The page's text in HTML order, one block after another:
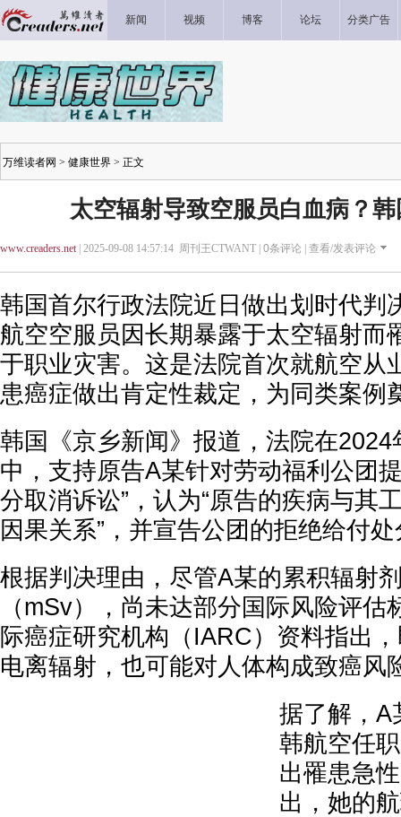
新闻 视频 博客 论坛 分类广告
万维读者网 > 健康世界 > 正文
太空辐射导致空服员白血病？
www.creaders.net| 2025-09-08 14:57:14 周刊王CTWANT | 0条评论 | 查看/发表评论
韩国首尔行政法院近日做出划时代判
航空空服员因长期暴露于太空辐射而
于职业灾害。这是法院首次就航空从
患癌症做出肯定性裁定，为同类案例
韩国《京乡新闻》报道，法院在
中，支持原告A某针对劳动福利公团
分取消诉讼”，认为“原告的疾病与其
因果关系”，并宣告公团的拒绝给付
根据判决理由，尽管A某的累积辐射
（mSv），尚未达部分国际风险评
际癌症研究机构（IARC）资料指出
电离辐射，也可能对人体构成致癌风
据了解，A
韩航空任
出罹患急
出，她的